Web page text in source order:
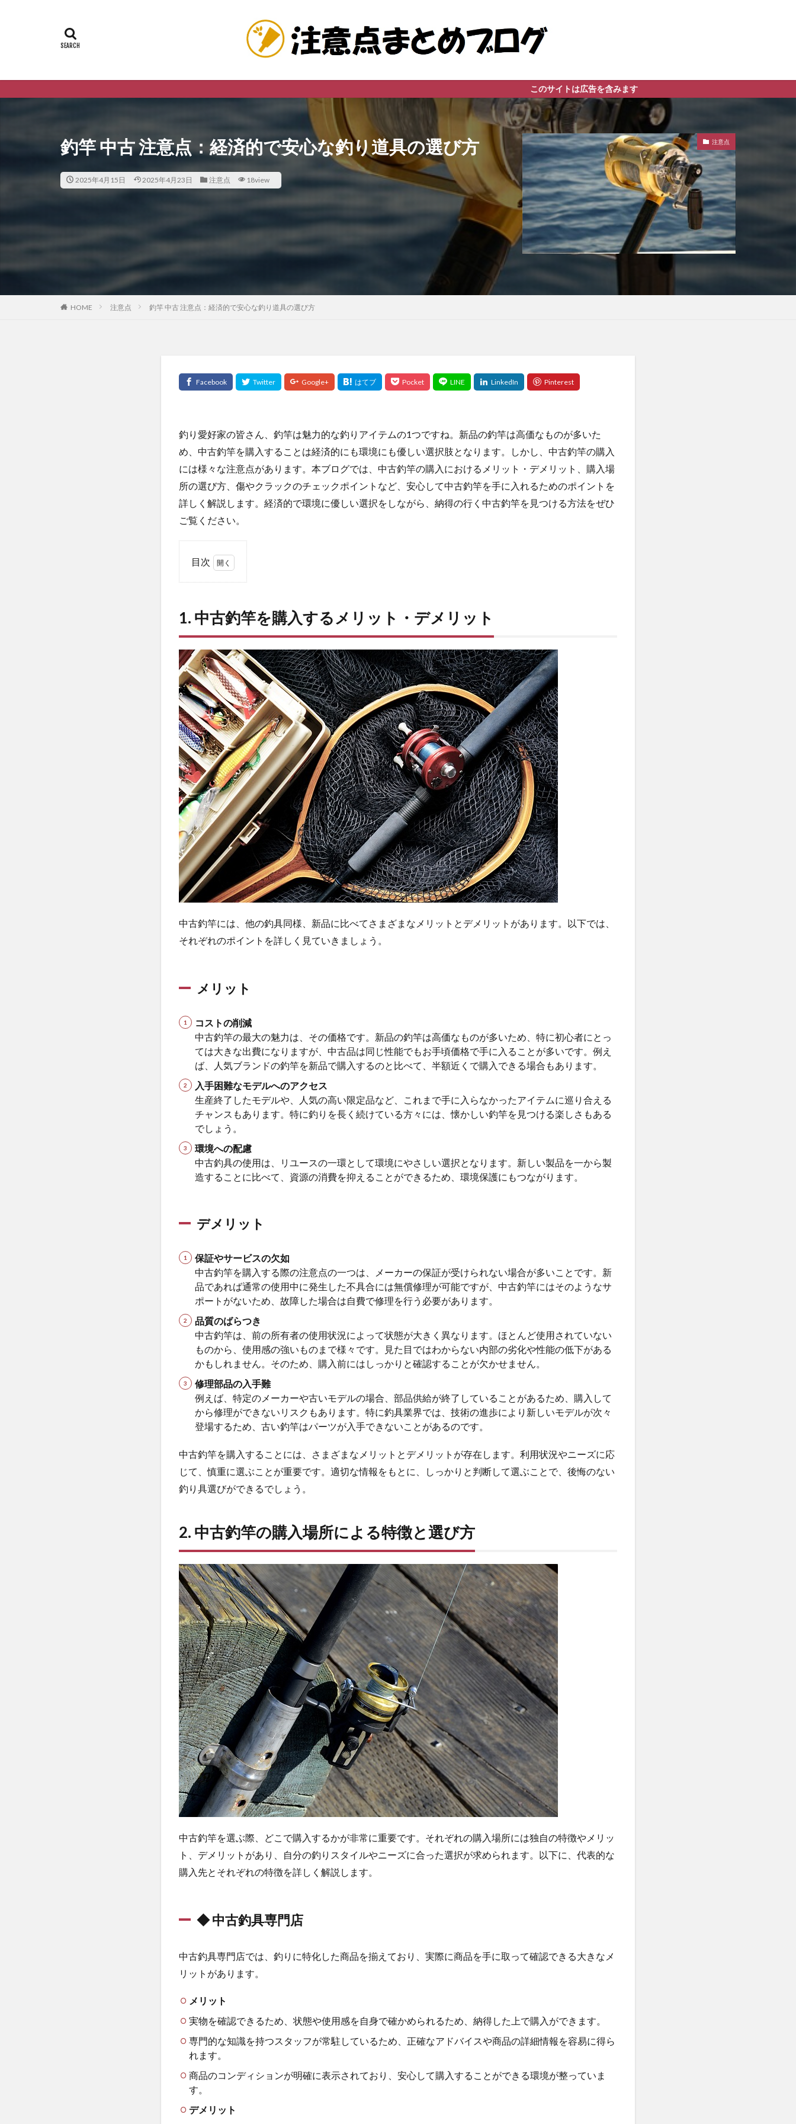
このサイトは広告を含みます
釣竿 中古 注意点：経済的で安心な釣り道具の選び方
2025年4月15日 2025年4月23日 注意点 18view
注意点
HOME 注意点 釣竿 中古 注意点：経済的で安心な釣り道具の選び方
釣り愛好家の皆さん、釣竿は魅力的な釣りアイテムの1つですね。新品の釣竿は高価なものが多いた
め、中古釣竿を購入することは経済的にも環境にも優しい選択肢となります。しかし、中古釣竿の購入
には様々な注意点があります。本ブログでは、中古釣竿の購入におけるメリット・デメリット、購入場
所の選び方、傷やクラックのチェックポイントなど、安心して中古釣竿を手に入れるためのポイントを
詳しく解説します。経済的で環境に優しい選択をしながら、納得の行く中古釣竿を見つける方法をぜひ
ご覧ください。
目次
竿を
メリ
ッ
ト・
デメ
リッ
ト
1.1
メリ
ット
1.2
デメ
リッ
ト
2
2.
中
古
釣
の
入
特
び
方
2.1
◆ 中
古釣
門店
2.2
クル
（セ
カン
ドス
トリ
な
ど）
2.3
◆ オ
ンラ
イン
中古
釣具
市場
2.4
◆ フ
リマ
アプ
3. 購
入前
の必
須チ
ェッ
クポ
イン
ト！
傷や
クラ
ック
を見
逃す
な
3.1
ブラ
ンク
スの
状態
を確
認す
る
ガイ
ド部
分の
3.3
釣竿
がる
ント
逃さ
ない
3.4
定期
的な
チェ
心
1. 中古釣竿を購入するメリット・デメリット
中古釣竿には、他の釣具同様、新品に比べてさまざまなメリットとデメリットがあります。以下では、
それぞれのポイントを詳しく見ていきましょう。
メリット
コストの削減
中古釣竿の最大の魅力は、その価格です。新品の釣竿は高価なものが多いため、特に初心者にとっ
ては大きな出費になりますが、中古品は同じ性能でもお手頃価格で手に入ることが多いです。例え
ば、人気ブランドの釣竿を新品で購入するのと比べて、半額近くで購入できる場合もあります。
入手困難なモデルへのアクセス
生産終了したモデルや、人気の高い限定品など、これまで手に入らなかったアイテムに巡り合える
チャンスもあります。特に釣りを長く続けている方々には、懐かしい釣竿を見つける楽しさもある
でしょう。
環境への配慮
中古釣具の使用は、リユースの一環として環境にやさしい選択となります。新しい製品を一から製
造することに比べて、資源の消費を抑えることができるため、環境保護にもつながります。
デメリット
保証やサービスの欠如
中古釣竿を購入する際の注意点の一つは、メーカーの保証が受けられない場合が多いことです。新
品であれば通常の使用中に発生した不具合には無償修理が可能ですが、中古釣竿にはそのようなサ
ポートがないため、故障した場合は自費で修理を行う必要があります。
品質のばらつき
中古釣竿は、前の所有者の使用状況によって状態が大きく異なります。ほとんど使用されていない
ものから、使用感の強いものまで様々です。見た目ではわからない内部の劣化や性能の低下がある
かもしれません。そのため、購入前にはしっかりと確認することが欠かせません。
修理部品の入手難
例えば、特定のメーカーや古いモデルの場合、部品供給が終了していることがあるため、購入して
から修理ができないリスクもあります。特に釣具業界では、技術の進歩により新しいモデルが次々
登場するため、古い釣竿はパーツが入手できないことがあるのです。
中古釣竿を購入することには、さまざまなメリットとデメリットが存在します。利用状況やニーズに応
じて、慎重に選ぶことが重要です。適切な情報をもとに、しっかりと判断して選ぶことで、後悔のない
釣り具選びができるでしょう。
2. 中古釣竿の購入場所による特徴と選び方
中古釣竿を選ぶ際、どこで購入するかが非常に重要です。それぞれの購入場所には独自の特徴やメリッ
ト、デメリットがあり、自分の釣りスタイルやニーズに合った選択が求められます。以下に、代表的な
購入先とそれぞれの特徴を詳しく解説します。
◆ 中古釣具専門店
中古釣具専門店では、釣りに特化した商品を揃えており、実際に商品を手に取って確認できる大きなメ
リットがあります。
メリット
実物を確認できるため、状態や使用感を自身で確かめられるため、納得した上で購入ができます。
専門的な知識を持つスタッフが常駐しているため、正確なアドバイスや商品の詳細情報を容易に得ら
れます。
商品のコンディションが明確に表示されており、安心して購入することができる環境が整っていま
す。
デメリット